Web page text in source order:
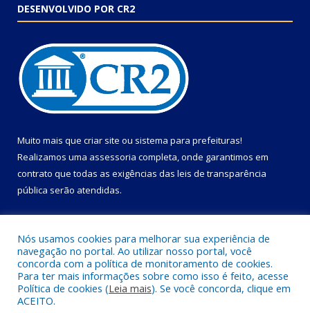
DESENVOLVIDO POR CR2
Muito mais que criar site ou sistema para prefeituras!
Realizamos uma assessoria completa, onde garantimos em
contrato que todas as exigências das leis de transparência
pública serão atendidas.
Todos os direitos reservados a Câmara Municipal de Primavera.
Nós usamos cookies para melhorar sua experiência de
navegação no portal. Ao utilizar nosso portal, você
concorda com a política de monitoramento de cookies.
Para ter mais informações sobre como isso é feito, acesse
Política de cookies (Leia mais). Se você concorda, clique em
ACEITO.